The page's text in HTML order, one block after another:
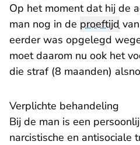
Op het moment dat hij de
man nog in de proeftijd
eerder was opgelegd
moet daarom nu ook het
die straf (8 maanden)
Verplichte behandeling
Bij de man is een
narcistische en antisociale